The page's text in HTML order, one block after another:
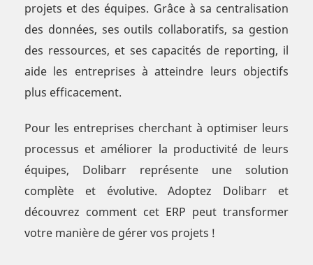
projets et des équipes. Grâce à sa centralisation
des données, ses outils collaboratifs, sa gestion
des ressources, et ses capacités de reporting, il
aide les entreprises à atteindre leurs objectifs
plus efficacement.
Pour les entreprises cherchant à optimiser leurs
processus et améliorer la productivité de leurs
équipes, Dolibarr représente une solution
complète et évolutive. Adoptez Dolibarr et
découvrez comment cet ERP peut transformer
votre manière de gérer vos projets !